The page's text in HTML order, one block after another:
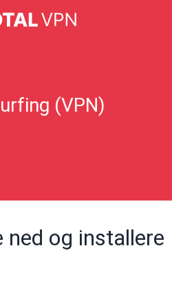
(VPN)
ned og installere